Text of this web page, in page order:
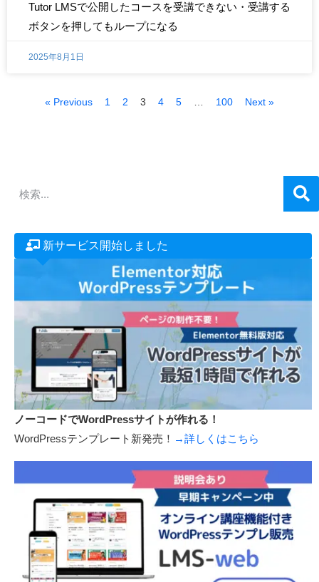
Tutor LMSで公開したコースを受講できない・受講する
ボタンを押してもループになる
2025年8月1日
« Previous 1 2 3 4 5 100 Next »
新サービス開始しました
ノーコードでWordPressサイトが作れる！
WordPressテンプレート新発売！ →詳しくはこちら